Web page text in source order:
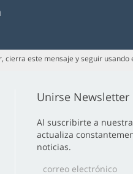
cierra este mensaje y seguir usando
Unirse Newsletter
Al suscribirte a
actualiza
noticias.